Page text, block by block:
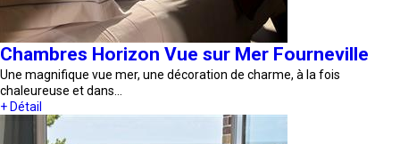
Chambres Horizon Vue sur Mer Fourneville
Une magnifique vue mer, une décoration de charme, à la fois
chaleureuse et dans…
+ Détail